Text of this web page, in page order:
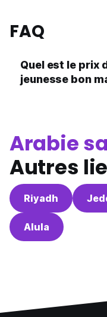
FAQ
Quel est le prix
jeunesse bon
Arabie
Autres
Riyadh
Alula